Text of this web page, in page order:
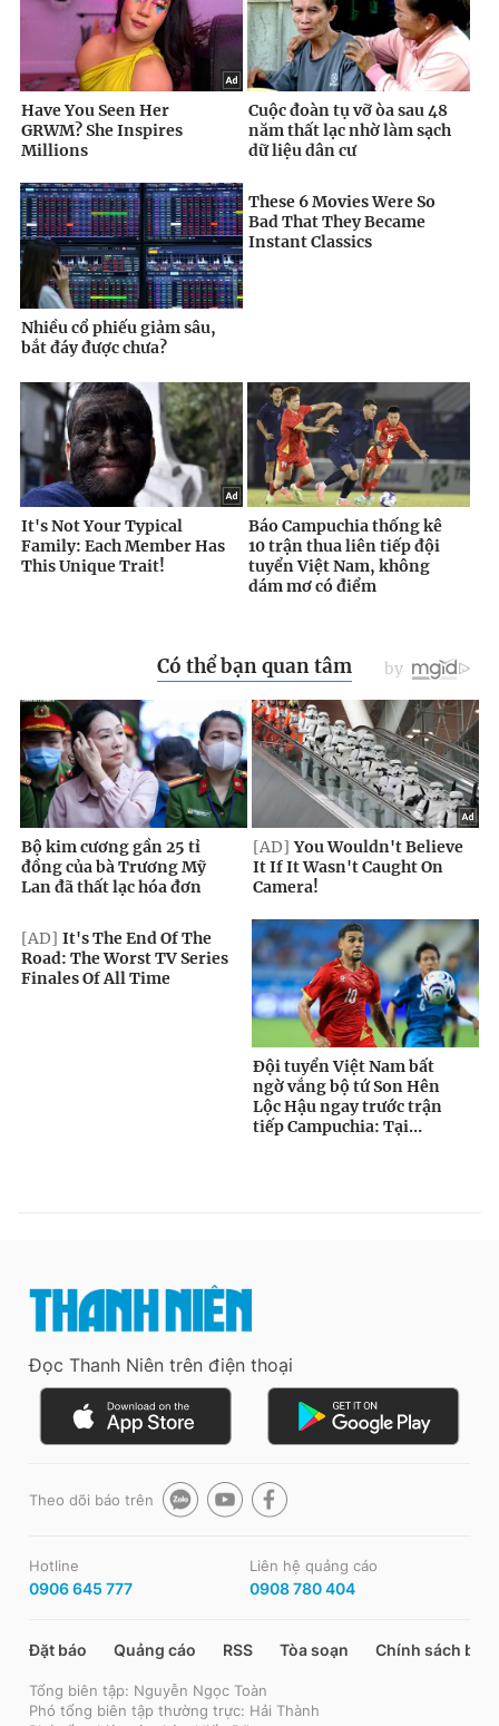
Đọc Thanh Niên trên điện thoại
Theo dõi báo trên
Hotline
0906 645 777
Liên hệ quảng cáo
0908 780 404
Đặt báo Quảng cáo RSS Tòa soạn Chính sách bảo
Tổng biên tập: Nguyễn Ngọc Toàn
Phó tổng biên tập thường trực: Hải Thành